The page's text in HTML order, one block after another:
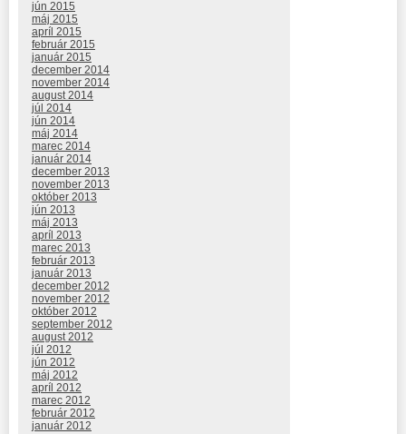
jún 2015
máj 2015
apríl 2015
február 2015
január 2015
december 2014
november 2014
august 2014
júl 2014
jún 2014
máj 2014
marec 2014
január 2014
december 2013
november 2013
október 2013
jún 2013
máj 2013
apríl 2013
marec 2013
február 2013
január 2013
december 2012
november 2012
október 2012
september 2012
august 2012
júl 2012
jún 2012
máj 2012
apríl 2012
marec 2012
február 2012
január 2012